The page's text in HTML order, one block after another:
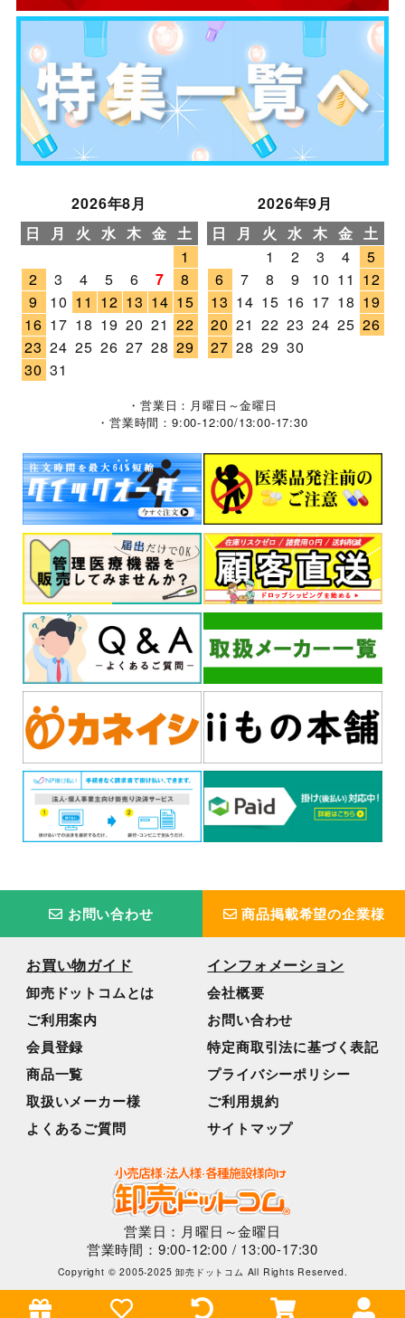
2026年8月
日
月 火 水 木 金 土
1
2
3 4 5 6 7
8
9
10 11 12 13 14 15
16 17 18 19 20 21 22
23 24 25 26 27 28 29
30 31
2026年9月
日
月 火 水 木 金 土
1
2 3 4
5
6
7 8 9 10 11 12
13 14 15 16 17 18 19
20 21 22 23 24 25 26
27 28 29 30
・営業日：月曜日～金曜日
・営業時間：9:00-12:00/13:00-17:30
お問い合わせ 商品掲載希望の企業様
お買い物ガイド
卸売ドットコムとは
ご利用案内
会員登録
商品一覧
取扱いメーカー様
よくあるご質問
インフォメーション
会社概要
お問い合わせ
特定商取引法に基づく表記
プライバシーポリシー
ご利用規約
サイトマップ
営業日：月曜日～金曜日
営業時間：9:00-12:00 / 13:00-17:30
Copyright © 2005-2025 卸売ドットコム All Rights Reserved.